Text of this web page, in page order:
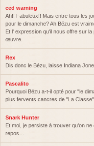
ced warning
Ah!! Fabuleux!! Mais entre tous les
pour le dimanche? Ah Bézu est
Et l' expression qu'il nous offre sur
œuvre.
Rex
Dis donc le Bézu, laisse Indiana
Pascalito
Pourquoi Bézu a-t-il opté pour "le
plus fervents cancres de "La
Snark Hunter
Et moi, je persiste à trouver qu'on
repos…